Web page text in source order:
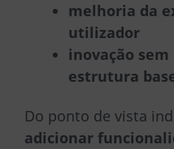
melhoria da
utilizador
inovação
estrutura
Do ponto de vista
adicionar